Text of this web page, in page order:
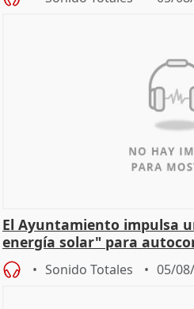
El Ayuntamiento impulsa
energía solar" para
Sonido Totales 05/